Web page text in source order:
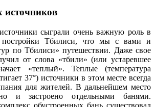
источников
сыграли очень важную роль в
постройки Тбилиси, что мы с вами и
по Тбилиси» путешествии. Даже свое
от слова «тбили» (или устаревшее
«теплый». Теплые (температура
37°) источники в этом месте всегда
для жителей. В дальнейшем место
и застроено отдельными банями.